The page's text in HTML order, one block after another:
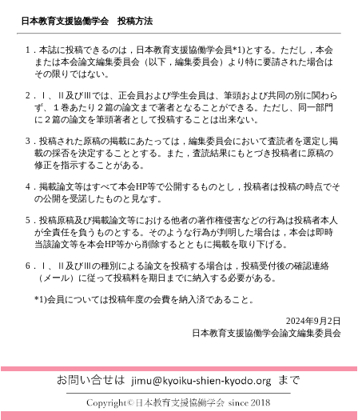
日本教育支援協働学会 投稿方法
1．本誌に投稿できるのは，日本教育支援協働学会員*1)とする。ただし，本会
または本会論文編集委員会（以下，編集委員会）より特に要請された場合は
その限りではない。
2．Ⅰ、Ⅱ及びⅢでは、正会員および学生会員は、筆頭および共同の別に関わら
ず、１巻あたり２篇の論文まで著者となることができる。ただし、同一部門
に２篇の論文を筆頭著者として投稿することは出来ない。
3．投稿された原稿の掲載にあたっては，編集委員会において査読者を選定し掲
載の採否を決定することとする。また，査読結果にもとづき投稿者に原稿の
修正を指示することがある。
4．掲載論文等はすべて本会HP等で公開するものとし，投稿者は投稿の時点でそ
の公開を受諾したものと見なす。
5．投稿原稿及び掲載論文等における他者の著作権侵害などの行為は投稿者本人
が全責任を負うものとする。そのような行為が判明した場合は，本会は即時
当該論文等を本会HP等から削除するとともに掲載を取り下げる。
6．Ⅰ、Ⅱ及びⅢの種別による論文を投稿する場合は，投稿受付後の確認連絡
（メール）に従って投稿料を期日までに納入する必要がある。
*1)会員については投稿年度の会費を納入済であること。
2024年9月2日
日本教育支援協働学会論文編集委員会